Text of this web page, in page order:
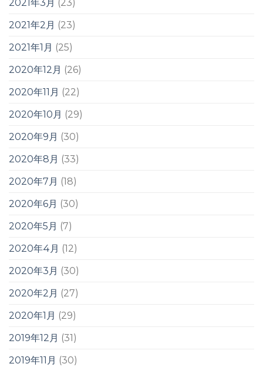
2021年3月 (23)
2021年2月 (23)
2021年1月 (25)
2020年12月 (26)
2020年11月 (22)
2020年10月 (29)
2020年9月 (30)
2020年8月 (33)
2020年7月 (18)
2020年6月 (30)
2020年5月 (7)
2020年4月 (12)
2020年3月 (30)
2020年2月 (27)
2020年1月 (29)
2019年12月 (31)
2019年11月 (30)